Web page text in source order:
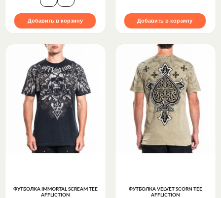
Добавить в корзину Добавить в корзину
ФУТБОЛКА IMMORTAL SCREAM TEE
AFFLICTION
ФУТБОЛКА VELVET SCORN TEE
AFFLICTION